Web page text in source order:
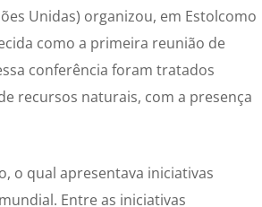
Unidas) organizou, em Estolcomo
como a primeira reunião de
conferência foram tratados
recursos naturais, com a presença
o qual apresentava iniciativas
Entre as iniciativas